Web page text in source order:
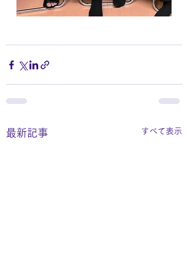
最新記事 すべて表示